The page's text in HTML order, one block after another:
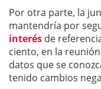
Por otra parte, la
mantendría por
interés de
ciento, en la
datos que se
tenido cambios